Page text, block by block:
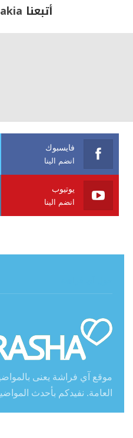
أتبعنا
فايسبوك
انضم الينا
يوتيوب
انضم الينا
موقع آي فراشة يعنى
العامة. نفيدكم بأحدث